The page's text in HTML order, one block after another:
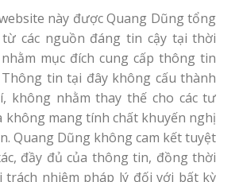
này được Quang Dũng tổng
các nguồn đáng tin cậy tại thời
mục đích cung cấp thông tin
tin tại đây không cấu thành
không nhằm thay thế cho các tư
không mang tính chất khuyến nghị
Quang Dũng không cam kết tuyệt
đầy đủ của thông tin, đồng thời
nhiệm pháp lý đối với bất kỳ